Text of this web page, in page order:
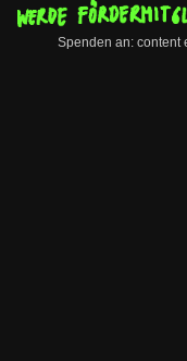
Spenden an: content